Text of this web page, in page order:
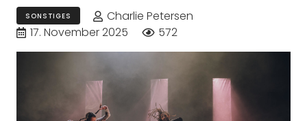
SONSTIGES
Charlie Petersen
17. November 2025
572